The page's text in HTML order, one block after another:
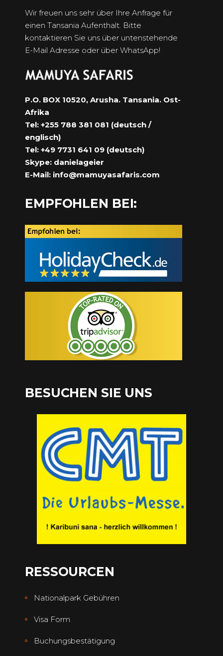
Wir freuen uns sehr über Ihre Anfrage für
einen Tansania Aufenthalt. Bitte
kontaktieren Sie uns über untenstehende
E-Mail Adresse oder über WhatsApp!
P.O. BOX 10520, Arusha. Tansania. Ost-
Afrika
Tel: +255 788 381 081 (deutsch /
englisch)
Tel: +49 7731 641 09 (deutsch)
Skype: danielageier
E-Mail: info@mamuyasafaris.com
EMPFOHLEN BEI:
BESUCHEN SIE UNS
RESSOURCEN
Nationalpark Gebühren
Visa Form
Buchungsbestätigung